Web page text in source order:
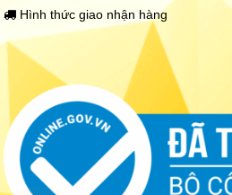
Hình thức giao nhận hàng